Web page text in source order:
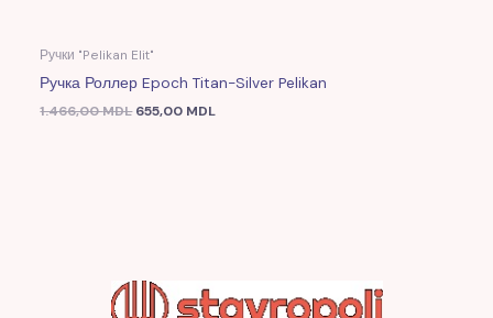
Ручки "Pelikan Elit"
Ручка Роллер Epoch Titan-Silver Pelikan
1.466,00MDL 655,00 MDL